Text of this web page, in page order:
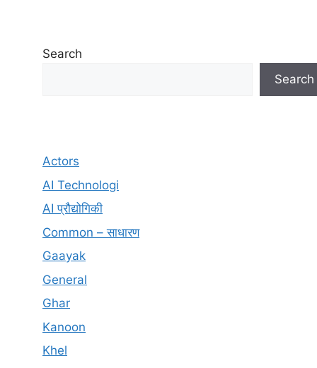
Search
Search
Actors
AI Technologi
AI प्रौद्योगिकी
Common – साधारण
Gaayak
General
Ghar
Kanoon
Khel